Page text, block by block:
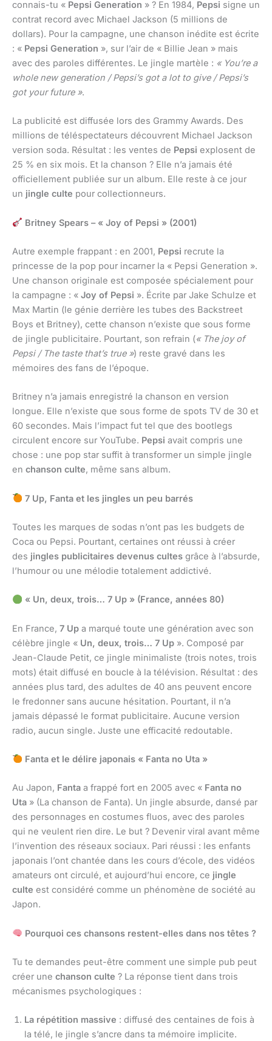
connais-tu « Pepsi Generation » ? En 1984, Pepsi signe un
contrat record avec Michael Jackson (5 millions de
dollars). Pour la campagne, une chanson inédite est écrite
: « Pepsi Generation », sur l’air de « Billie Jean » mais
avec des paroles différentes. Le jingle martèle : « You’re a
whole new generation / Pepsi’s got a lot to give / Pepsi’s
got your future ».
La publicité est diffusée lors des Grammy Awards. Des
millions de téléspectateurs découvrent Michael Jackson
version soda. Résultat : les ventes de Pepsi explosent de
25 % en six mois. Et la chanson ? Elle n’a jamais été
officiellement publiée sur un album. Elle reste à ce jour
un jingle culte pour collectionneurs.
Britney Spears – « Joy of Pepsi » (2001)
Autre exemple frappant : en 2001, Pepsi recrute la
princesse de la pop pour incarner la « Pepsi Generation ».
Une chanson originale est composée spécialement pour
la campagne : « Joy of Pepsi ». Écrite par Jake Schulze et
Max Martin (le génie derrière les tubes des Backstreet
Boys et Britney), cette chanson n’existe que sous forme
de jingle publicitaire. Pourtant, son refrain (« The joy of
Pepsi / The taste that’s true ») reste gravé dans les
mémoires des fans de l’époque.
Britney n’a jamais enregistré la chanson en version
longue. Elle n’existe que sous forme de spots TV de 30 et
60 secondes. Mais l’impact fut tel que des bootlegs
circulent encore sur YouTube. Pepsi avait compris une
chose : une pop star suffit à transformer un simple jingle
en chanson culte, même sans album.
7 Up, Fanta et les jingles un peu barrés
Toutes les marques de sodas n’ont pas les budgets de
Coca ou Pepsi. Pourtant, certaines ont réussi à créer
des jingles publicitaires devenus cultes grâce à l’absurde,
l’humour ou une mélodie totalement addictivé.
« Un, deux, trois… 7 Up » (France, années 80)
En France, 7 Up a marqué toute une génération avec son
célèbre jingle « Un, deux, trois… 7 Up ». Composé par
Jean-Claude Petit, ce jingle minimaliste (trois notes, trois
mots) était diffusé en boucle à la télévision. Résultat : des
années plus tard, des adultes de 40 ans peuvent encore
le fredonner sans aucune hésitation. Pourtant, il n’a
jamais dépassé le format publicitaire. Aucune version
radio, aucun single. Juste une efficacité redoutable.
Fanta et le délire japonais « Fanta no Uta »
Au Japon, Fanta a frappé fort en 2005 avec « Fanta no
Uta » (La chanson de Fanta). Un jingle absurde, dansé par
des personnages en costumes fluos, avec des paroles
qui ne veulent rien dire. Le but ? Devenir viral avant même
l’invention des réseaux sociaux. Pari réussi : les enfants
japonais l’ont chantée dans les cours d’école, des vidéos
amateurs ont circulé, et aujourd’hui encore, ce jingle
culte est considéré comme un phénomène de société au
Japon.
Pourquoi ces chansons restent-elles dans nos têtes ?
Tu te demandes peut-être comment une simple pub peut
créer une chanson culte ? La réponse tient dans trois
mécanismes psychologiques :
La répétition massive : diffusé des centaines de fois à
la télé, le jingle s’ancre dans ta mémoire implicite.